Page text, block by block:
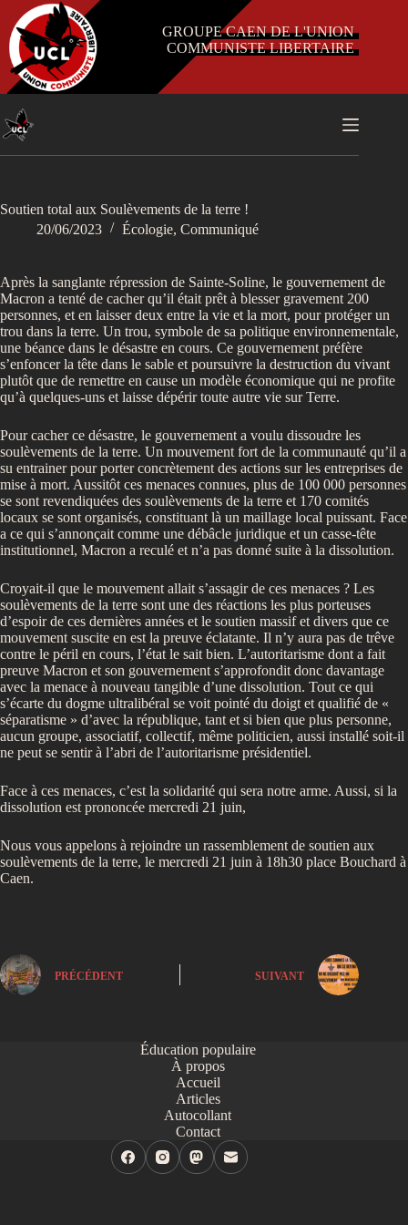
Passer
contenu
GROUPE CAEN DE L'UNION
COMMUNISTE LIBERTAIRE
Soutien total aux Soulèvements de la terre !
20/06/2023
Écologie, Communiqué
Après la sanglante répression de Sainte-Soline, le gouvernement de
Macron a tenté de cacher qu’il était prêt à blesser gravement 200
personnes, et en laisser deux entre la vie et la mort, pour protéger un
trou dans la terre. Un trou, symbole de sa politique environnementale,
une béance dans le désastre en cours. Ce gouvernement préfère
s’enfoncer la tête dans le sable et poursuivre la destruction du vivant
plutôt que de remettre en cause un modèle économique qui ne profite
qu’à quelques-uns et laisse dépérir toute autre vie sur Terre.
Pour cacher ce désastre, le gouvernement a voulu dissoudre les
soulèvements de la terre. Un mouvement fort de la communauté qu’il a
su entrainer pour porter concrètement des actions sur les entreprises de
mise à mort. Aussitôt ces menaces connues, plus de 100 000 personnes
se sont revendiquées des soulèvements de la terre et 170 comités
locaux se sont organisés, constituant là un maillage local puissant. Face
a ce qui s’annonçait comme une débâcle juridique et un casse-tête
institutionnel, Macron a reculé et n’a pas donné suite à la dissolution.
Croyait-il que le mouvement allait s’assagir de ces menaces ? Les
soulèvements de la terre sont une des réactions les plus porteuses
d’espoir de ces dernières années et le soutien massif et divers que ce
mouvement suscite en est la preuve éclatante. Il n’y aura pas de trêve
contre le péril en cours, l’état le sait bien. L’autoritarisme dont a fait
preuve Macron et son gouvernement s’approfondit donc davantage
avec la menace à nouveau tangible d’une dissolution. Tout ce qui
s’écarte du dogme ultralibéral se voit pointé du doigt et qualifié de «
séparatisme » d’avec la république, tant et si bien que plus personne,
aucun groupe, associatif, collectif, même politicien, aussi installé soit-il
ne peut se sentir à l’abri de l’autoritarisme présidentiel.
Face à ces menaces, c’est la solidarité qui sera notre arme. Aussi, si la
dissolution est prononcée mercredi 21 juin,
Nous vous appelons à rejoindre un rassemblement de soutien aux
soulèvements de la terre, le mercredi 21 juin à 18h30 place Bouchard à
Caen.
PRÉCÉDENT SUIVANT
Éducation populaire
À propos
Accueil
Articles
Autocollant
Contact